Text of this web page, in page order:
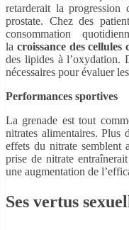
retarderait la
prostate. Chez des
consommation
la croissance des cellules
des lipides à l’oxydation.
nécessaires pour évaluer
Performances sportives
La grenade est tout
nitrates alimentaires. Plus
effets du nitrate semblent
prise de nitrate
une augmentation de
Ses vertus